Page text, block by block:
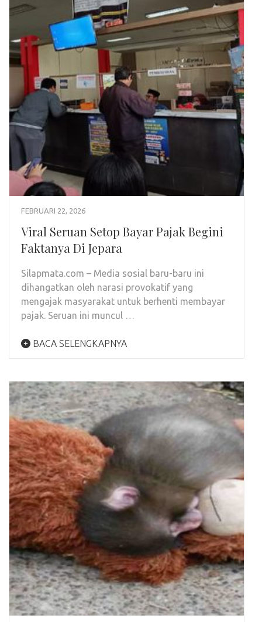
FEBRUARI 22, 2026
Viral Seruan Setop Bayar Pajak Begini
Faktanya Di Jepara
Silapmata.com – Media sosial baru-baru ini
dihangatkan oleh narasi provokatif yang
mengajak masyarakat untuk berhenti membayar
pajak. Seruan ini muncul …
BACA SELENGKAPNYA